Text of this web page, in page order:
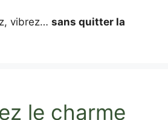
vibrez… sans quitter la
le charme